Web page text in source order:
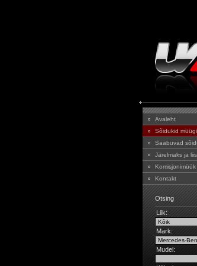
Avaleht
Sõidukid
Saabuvad
Järelmaks ja
Komisjonimüük
Kontakt
Otsing
Liik:
Mark:
Mudel: